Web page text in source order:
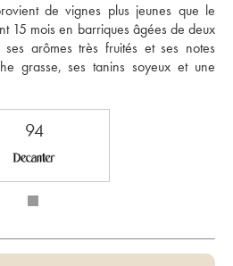
de vignes plus jeunes que le
15 mois en barriques âgées de deux
arômes très fruités et ses notes
grasse, ses tanins soyeux et une
94